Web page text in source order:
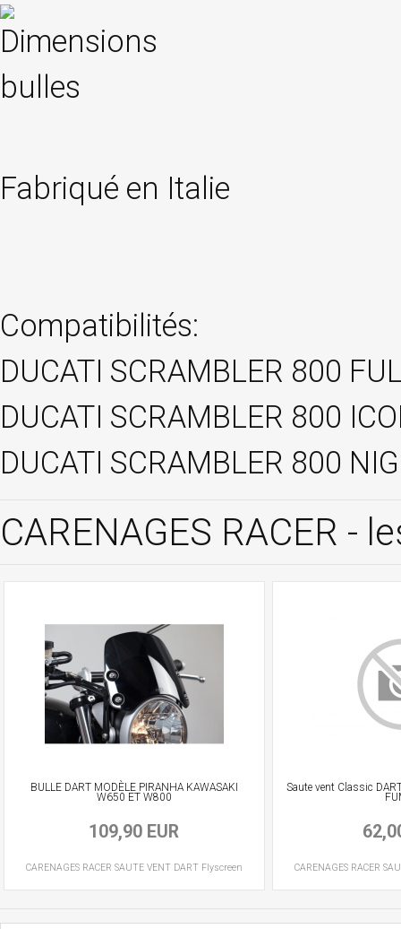
Fabriqué en Italie
Compatibilités:
DUCATI SCRAMBLER 800
DUCATI SCRAMBLER 800
DUCATI SCRAMBLER 800
CARENAGES RACER -
BULLE DART MODÈLE PIRANHA KAWASAKI
W650 ET W800
109,90 EUR
CARENAGES RACER SAUTE VENT DART Flyscreen
Saute vent Classic
CARENAGES RACER